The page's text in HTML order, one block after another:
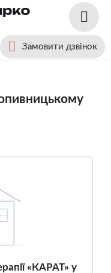
Замовити дзвінок
«КАРАТ» у